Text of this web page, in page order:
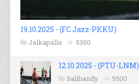
19.10.2025 - (FC Jazz-PKKU)
Jalkapallo 5350
12.10.2025 - (PTU-LNM)
Salibandy 5500